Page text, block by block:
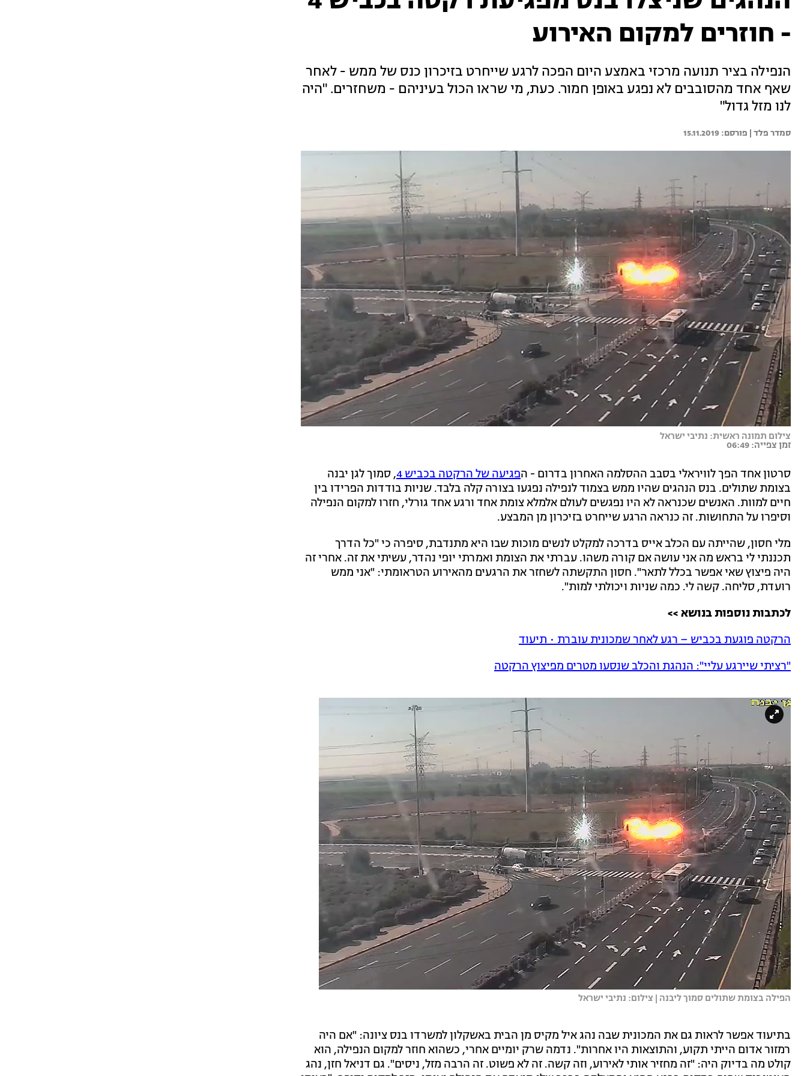
- חוזרים למקום האירוע
הנפילה בציר תנועה מרכזי באמצע היום הפכה לרגע שייחרט בזיכרון כנס של ממש - לאחר
שאף אחד מהסובבים לא נפגע באופן חמור. כעת, מי שראו הכול בעיניהם - משחזרים. "היה
לנו מזל גדול"
סמדר פלד | 15.11.2019
צילום תמונה ראשית: נתיבי ישראל
זמן צפייה: 06:49
סרטון אחד הפך לוויראלי בסבב ההסלמה האחרון בדרום - הפגיעה של הרקטה בכביש 4 , סמוך לגן יבנה
בצומת שתולים. בנס הנהגים שהיו ממש בצמוד לנפילה נפגעו בצורה קלה בלבד. שניות בודדות הפרידו בין
חיים למוות. האנשים שכנראה לא היו נפגשים לעולם אלמלא צומת אחד ורגע אחד גורלי, חזרו למקום הנפילה
וסיפרו על התחושות. זה כנראה הרגע שייחרט בזיכרון מן המבצע.
מלי חסון, שהייתה עם הכלב אייס בדרכה למקלט לנשים מוכות שבו היא מתנדבת, סיפרה כי "כל הדרך
תכננתי לי בראש מה אני עושה אם קורה משהו. עברתי את הצומת ואמרתי יופי נהדר, עשיתי את זה. אחרי זה
היה פיצוץ שאי אפשר בכלל לתאר". חסון התקשתה לשחזר את הרגעים מהאירוע הטראומתי: "אני ממש
רועדת, סליחה. קשה לי. כמה שניות ויכולתי למות".
לכתבות נוספות בנושא >>
הרקטה פוגעת בכביש – רגע לאחר שמכונית עוברת • תיעוד
"רציתי שיירגע עליי": הנהגת והכלב שנסעו מטרים מפיצוץ הרקטה
הפילה בצומת שתולים סמוך ליבנה | צילום: נתיבי ישראל
בתיעוד אפשר לראות גם את המכונית שבה נהג איל מקיס מן הבית באשקלון למשרדו בנס ציונה: "אם היה
רמזור אדום הייתי תקוע, והתוצאות היו אחרות". נדמה שרק יומיים אחרי, כשהוא חוזר למקום הנפילה, הוא
קולט מה בדיוק היה: "זה מחזיר אותי לאירוע, וזה קשה. זה לא פשוט. זה הרבה מזל, ניסים". גם דניאל חזן, נהג